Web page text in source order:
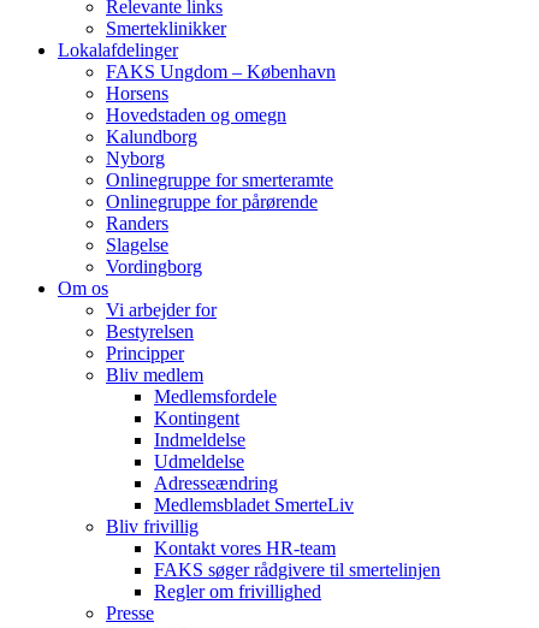
Relevante links
Smerteklinikker
Lokalafdelinger
FAKS Ungdom – København
Horsens
Hovedstaden og omegn
Kalundborg
Nyborg
Onlinegruppe for smerteramte
Onlinegruppe for pårørende
Randers
Slagelse
Vordingborg
Om os
Vi arbejder for
Bestyrelsen
Principper
Bliv medlem
Medlemsfordele
Kontingent
Indmeldelse
Udmeldelse
Adresseændring
Medlemsbladet SmerteLiv
Bliv frivillig
Kontakt vores HR-team
FAKS søger rådgivere til smertelinjen
Regler om frivillighed
Presse